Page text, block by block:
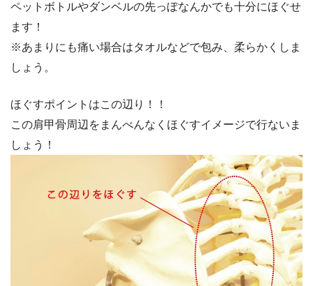
ペットボトルやダンベルの先っぽなんかでも十分にほぐせ
ます！
※あまりにも痛い場合はタオルなどで包み、柔らかくしま
しょう。
ほぐすポイントはこの辺り！！
この肩甲骨周辺をまんべんなくほぐすイメージで行ないま
しょう！